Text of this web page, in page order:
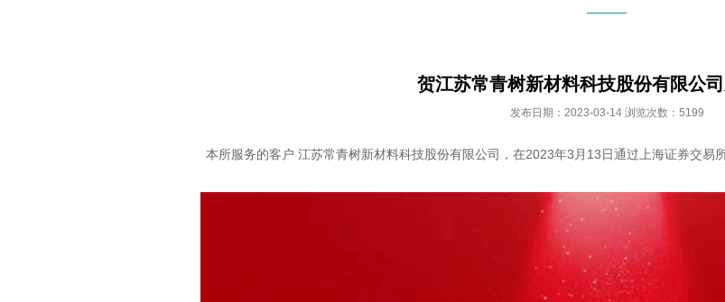
贺江苏常青树新材料科技股份有限公
发布日期：2023-03-14 浏览次数：5199
本所服务的客户 江苏常青树新材料科技股份有限公司，在2023年3月13日通过上海证券交易